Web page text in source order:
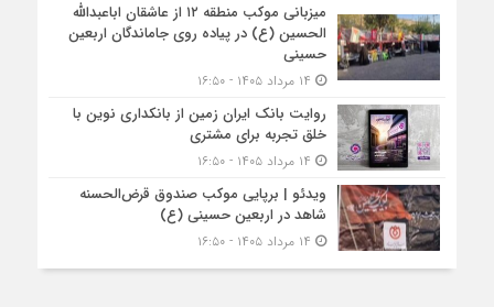
میزبانی موکب منطقه ۱۲ از عاشقان اباعبدالله
الحسین (ع) در پیاده روی جاماندگان اربعین
حسینی
روایت بانک ایران زمین از بانکداری نوین با
خلق تجربه برای مشتری
ویدئو | برپایی موکب صندوق قرض‌الحسنه
شاهد در اربعین حسینی (ع)